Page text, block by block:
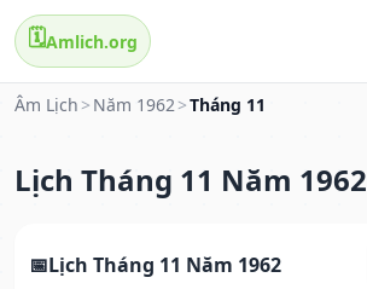
🗓️Amlich.org
Âm Lịch > Năm 1962>Tháng 11
Lịch Tháng 11 Năm 1962
Lịch Tháng 11 Năm 1962